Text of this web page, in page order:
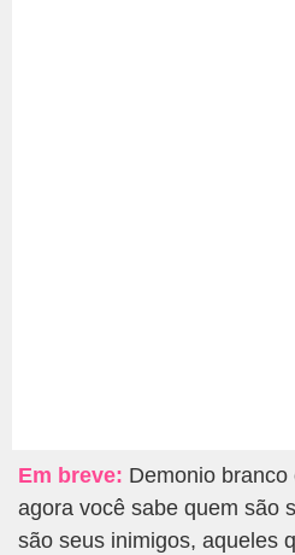
Em breve: Demonio
agora você sabe quem são
são seus inimigos, aqueles